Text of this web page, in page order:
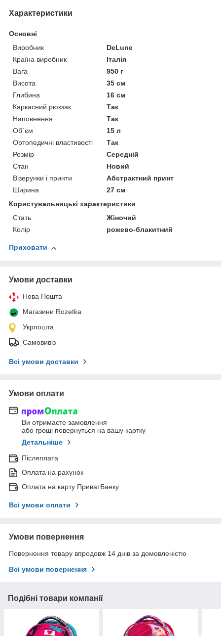
Характеристики
Основні
Виробник
DeLune
Країна виробник
Італія
Вага
950 г
Висота
35 см
Глибина
16 см
Каркасний рюкзак
Так
Наповнення
Так
Об`єм
15 л
Ортопедичні властивості
Так
Розмір
Середній
Стан
Новий
Візерунки і принти
Абстрактний принт
Ширина
27 см
Користувальницькі характеристики
Стать
Жіночий
Колір
рожево-блакитний
Приховати
Умови доставки
Нова Пошта
Магазини Rozetka
Укрпошта
Самовивіз
Всі умови доставки
Умови оплати
Ви отримаєте замовлення
або гроші повернуться на вашу картку
Детальніше
Післяплата
Оплата на рахунок
Оплата на карту ПриватБанку
Всі умови оплати
Умови повернення
Повернення товару впродовж 14 днів за домовленістю
Всі умови повернення
Подібні товари компанії